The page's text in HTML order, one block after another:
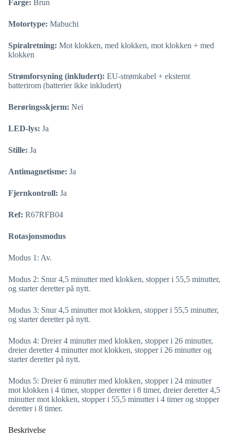
Farge: Brun
Motortype: Mabuchi
Spiralretning: Mot klokken, med klokken, mot klokken + med
klokken
Strømforsyning (inkludert): EU-strømkabel + eksternt
batterirom (batterier ikke inkludert)
Berøringsskjerm: Nei
LED-lys: Ja
Stille: Ja
Antimagnetisme: Ja
Fjernkontroll: Ja
Ref: R67RFB04
Rotasjonsmodus
Modus 1: Av.
Modus 2: Snur 4,5 minutter med klokken, stopper i 55,5 minutter,
og starter deretter på nytt.
Modus 3: Snur 4,5 minutter mot klokken, stopper i 55,5 minutter,
og starter deretter på nytt.
Modus 4: Dreier 4 minutter med klokken, stopper i 26 minutter,
dreier deretter 4 minutter mot klokken, stopper i 26 minutter og
starter deretter på nytt.
Modus 5: Dreier 6 minutter med klokken, stopper i 24 minutter
mot klokken i 4 timer, stopper deretter i 8 timer, dreier deretter 4,5
minutter mot klokken, stopper i 55,5 minutter i 4 timer og stopper
deretter i 8 timer.
Beskrivelse